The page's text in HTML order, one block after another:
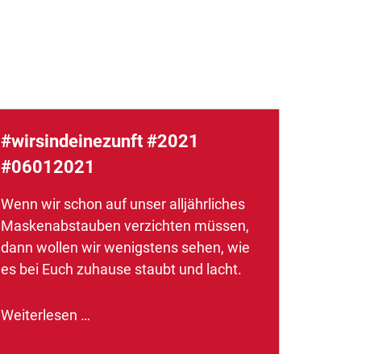
#wirsindeinezunft #2021
#06012021
Wenn wir schon auf unser alljährliches
Maskenabstauben verzichten müssen,
dann wollen wir wenigstens sehen, wie
es bei Euch zuhause staubt und lacht.
Weiterlesen …